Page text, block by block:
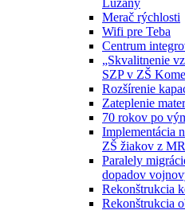
Lužany
Merač rýchlosti
Wifi pre Teba
Centrum
„Skvalitnenie
SZP v ZŠ
Rozšírenie
Zateplenie
70 rokov po
Implementácia
ZŠ žiakov z
Paralely
dopadov
Rekonštrukcia
Rekonštrukcia